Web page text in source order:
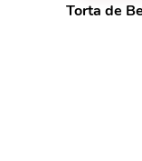
Torta de